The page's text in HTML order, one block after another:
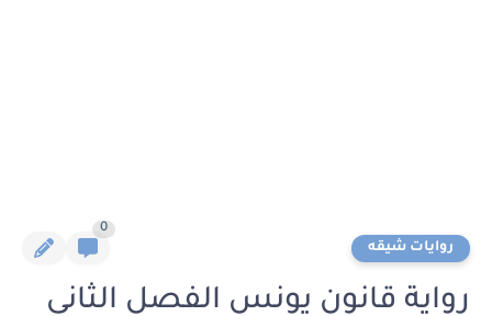
روايات شيقه
0
رواية قانون يونس الفصل الثاني